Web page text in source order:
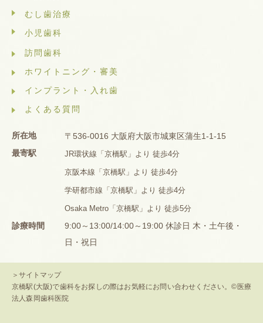
むし歯治療
小児歯科
訪問歯科
ホワイトニング・審美
インプラント・入れ歯
よくある質問
所在地
〒536-0016 大阪府大阪市城東区蒲生1-1-15
最寄駅
JR環状線「京橋駅」より 徒歩4分
京阪本線「京橋駅」より 徒歩4分
学研都市線「京橋駅」より 徒歩4分
Osaka Metro「京橋駅」より 徒歩5分
診療時間
9:00～13:00/14:00～19:00 休診日 木・土午後・
日・祝日
＞サイトマップ
京橋駅(大阪)で歯科をお探しの際はお気軽にお問い合わせください。©医療
法人森岡歯科医院